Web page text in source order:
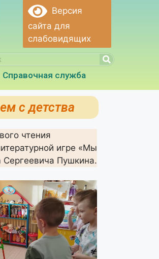
Версия
сайта для
слабовидящих
Справочная служба
с детства
чтения
игре «Мы
Пушкина.